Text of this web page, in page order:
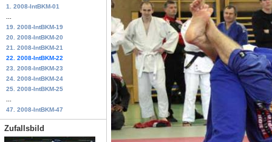
1. 2008-IntBKM-01
19. 2008-IntBKM-19
20. 2008-IntBKM-20
21. 2008-IntBKM-21
22. 2008-IntBKM-22
23. 2008-IntBKM-23
24. 2008-IntBKM-24
25. 2008-IntBKM-25
47. 2008-IntBKM-47
Zufallsbild